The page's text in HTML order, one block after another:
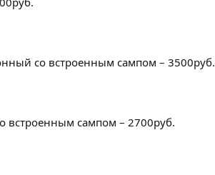
со встроенным сампом – 3500руб.
встроенным сампом – 2700руб.